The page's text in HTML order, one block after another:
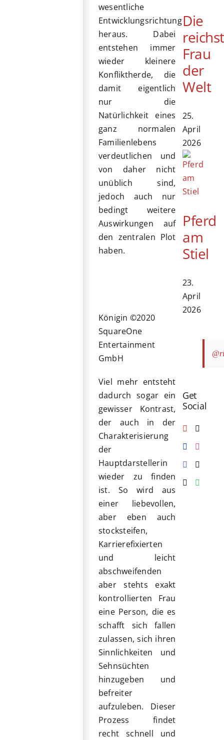
wesentliche
Entwicklungsrichtung
heraus. Dabei
entstehen immer
wieder kleinere
Konfliktherde, die
damit eigentlich
nur die
Natürlichkeit eines
ganz normalen
Familienlebens
verdeutlichen und
von daher nicht
unüblich sind,
jedoch auch nur
bedingt weitere
Auswirkungen auf
den zentralen Plot
haben.
Königin ©2020
SquareOne
Entertainment
GmbH
Viel mehr entsteht
dadurch sogar ein
gewisser Kontrast,
der auch in der
Charakterisierung
der
Hauptdarstellerin
wieder zu finden
ist. So wird aus
einer liebevollen,
aber eben auch
stocksteifen,
Karrierefixierten
und leicht
abschweifenden
aber stehts exakt
kontrollierten Frau
eine Person, die es
schafft sich fallen
zulassen, sich ihren
Sinnlichkeiten und
Sehnsüchten
hinzugeben und
befreiter
aufzuleben. Dieser
Prozess findet
recht schnell und
Die
Frau
der
Welt
25.
April
2026
Pferd
am
Stiel
23.
April
2026
Get
Social